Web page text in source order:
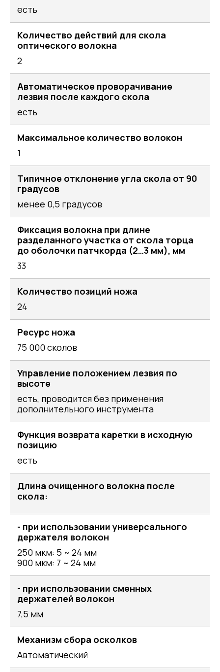
есть
Количество действий для скола
оптического волокна
2
Автоматическое проворачивание
лезвия после каждого скола
есть
Максимальное количество волокон
1
Типичное отклонение угла скола от 90
градусов
менее 0,5 градусов
Фиксация волокна при длине
разделанного участка от скола торца
до оболочки патчкорда (2…3 мм), мм
33
Количество позиций ножа
24
Ресурс ножа
75 000 сколов
Управление положением лезвия по
высоте
есть, проводится без применения
дополнительного инструмента
Функция возврата каретки в исходную
позицию
есть
Длина очищенного волокна после
скола:
- при использовании универсального
держателя волокон
250 мкм: 5 ~ 24 мм
900 мкм: 7 ~ 24 мм
- при использовании сменных
держателей волокон
7,5 мм
Механизм сбора осколков
Автоматический